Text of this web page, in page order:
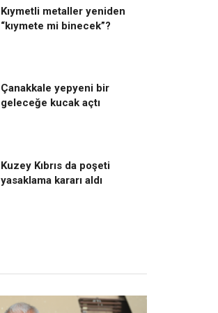
Kıymetli metaller yeniden
“kıymete mi binecek”?
Çanakkale yepyeni bir
geleceğe kucak açtı
Kuzey Kıbrıs da poşeti
yasaklama kararı aldı